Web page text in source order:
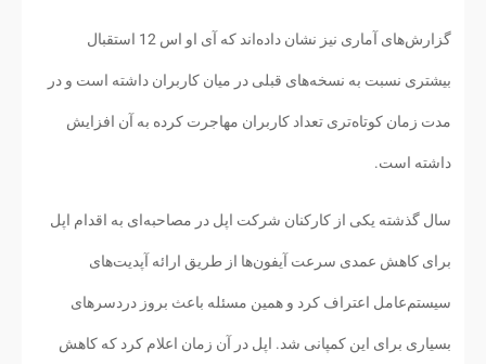
گزارش‌های آماری نیز نشان داده‌اند که آی او اس 12 استقبال
بیشتری نسبت به نسخه‌های قبلی در میان کاربران داشته است و در
مدت زمان کوتاه‌تری تعداد کاربران مهاجرت کرده به آن افزایش
داشته است.
سال گذشته یکی از کارکنان شرکت اپل در مصاحبه‌ای به اقدام اپل
برای کاهش عمدی سرعت آیفون‌ها از طریق ارائه آپدیت‌های
سیستم‌عامل اعتراف کرد و همین مسئله باعث بروز دردسرهای
بسیاری برای این کمپانی شد. اپل در آن زمان اعلام کرد که کاهش